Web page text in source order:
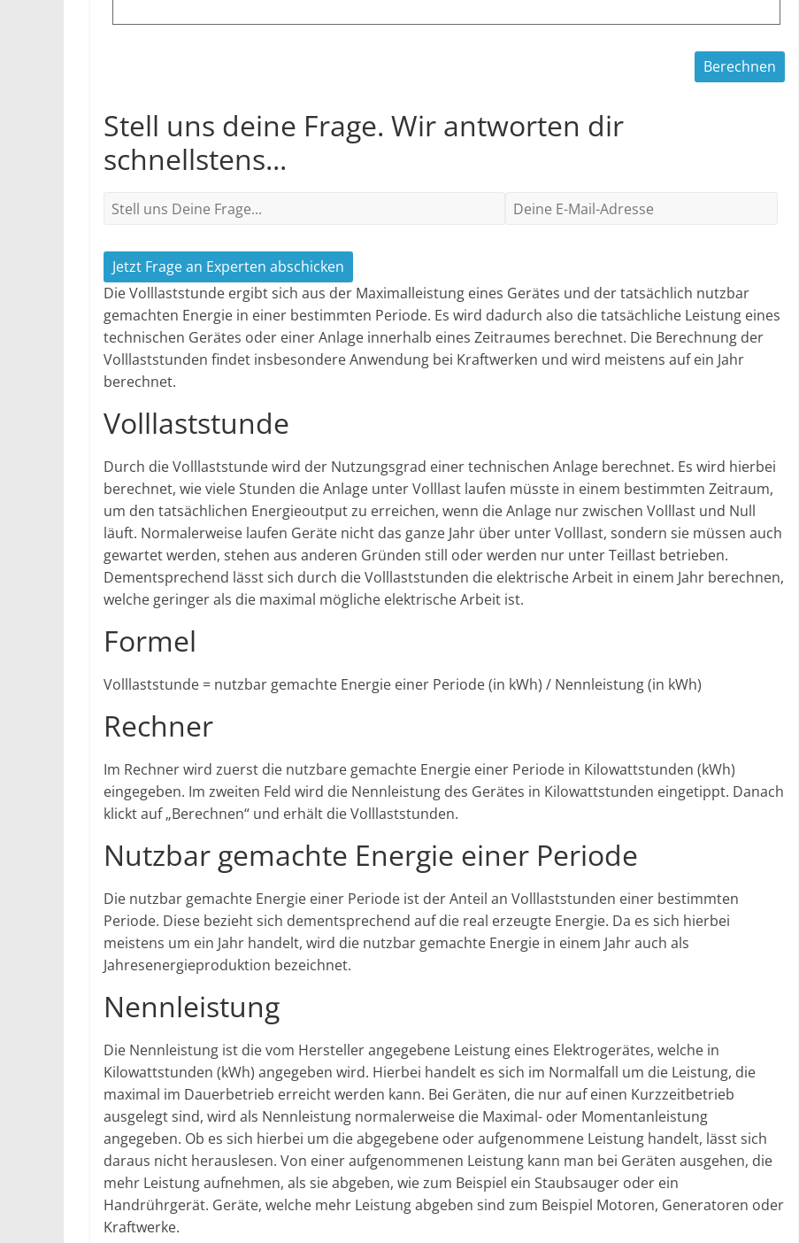
Stell uns deine Frage. Wir antworten dir
schnellstens...
Jetzt Frage an Experten abschicken
Die Volllaststunde ergibt sich aus der Maximalleistung eines Gerätes und der tatsächlich nutzbar
gemachten Energie in einer bestimmten Periode. Es wird dadurch also die tatsächliche Leistung eines
technischen Gerätes oder einer Anlage innerhalb eines Zeitraumes berechnet. Die Berechnung der
Volllaststunden findet insbesondere Anwendung bei Kraftwerken und wird meistens auf ein Jahr
berechnet.
Volllaststunde
Durch die Volllaststunde wird der Nutzungsgrad einer technischen Anlage berechnet. Es wird hierbei
berechnet, wie viele Stunden die Anlage unter Volllast laufen müsste in einem bestimmten Zeitraum,
um den tatsächlichen Energieoutput zu erreichen, wenn die Anlage nur zwischen Volllast und Null
läuft. Normalerweise laufen Geräte nicht das ganze Jahr über unter Volllast, sondern sie müssen auch
gewartet werden, stehen aus anderen Gründen still oder werden nur unter Teillast betrieben.
Dementsprechend lässt sich durch die Volllaststunden die elektrische Arbeit in einem Jahr berechnen,
welche geringer als die maximal mögliche elektrische Arbeit ist.
Formel
Volllaststunde = nutzbar gemachte Energie einer Periode (in kWh) / Nennleistung (in kWh)
Rechner
Im Rechner wird zuerst die nutzbare gemachte Energie einer Periode in Kilowattstunden (kWh)
eingegeben. Im zweiten Feld wird die Nennleistung des Gerätes in Kilowattstunden eingetippt. Danach
klickt auf „Berechnen“ und erhält die Volllaststunden.
Nutzbar gemachte Energie einer Periode
Die nutzbar gemachte Energie einer Periode ist der Anteil an Volllaststunden einer bestimmten
Periode. Diese bezieht sich dementsprechend auf die real erzeugte Energie. Da es sich hierbei
meistens um ein Jahr handelt, wird die nutzbar gemachte Energie in einem Jahr auch als
Jahresenergieproduktion bezeichnet.
Nennleistung
Die Nennleistung ist die vom Hersteller angegebene Leistung eines Elektrogerätes, welche in
Kilowattstunden (kWh) angegeben wird. Hierbei handelt es sich im Normalfall um die Leistung, die
maximal im Dauerbetrieb erreicht werden kann. Bei Geräten, die nur auf einen Kurzzeitbetrieb
ausgelegt sind, wird als Nennleistung normalerweise die Maximal- oder Momentanleistung
angegeben. Ob es sich hierbei um die abgegebene oder aufgenommene Leistung handelt, lässt sich
daraus nicht herauslesen. Von einer aufgenommenen Leistung kann man bei Geräten ausgehen, die
mehr Leistung aufnehmen, als sie abgeben, wie zum Beispiel ein Staubsauger oder ein
Handrührgerät. Geräte, welche mehr Leistung abgeben sind zum Beispiel Motoren, Generatoren oder
Kraftwerke.